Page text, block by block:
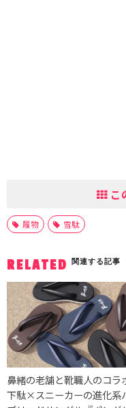
こ
履物 雪駄
RELATED 関連する記事
鼻緒の老舗と靴職人のコラ
下駄×スニーカーの進化系